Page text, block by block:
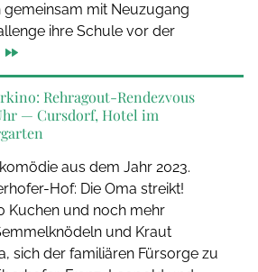
gemeinsam mit Neuzugang
ihre Schule vor der
Rehragout-Rendezvous
— Cursdorf, Hotel im
aus dem Jahr 2023.
Hof: Die Oma streikt!
Kuchen und noch mehr
und Kraut
sich der familiären Fürsorge zu